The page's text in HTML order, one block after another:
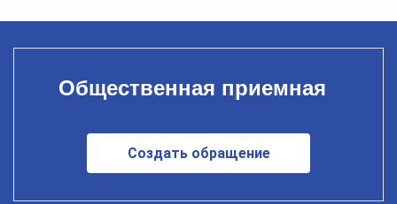
Общественная приемная
Создать обращение